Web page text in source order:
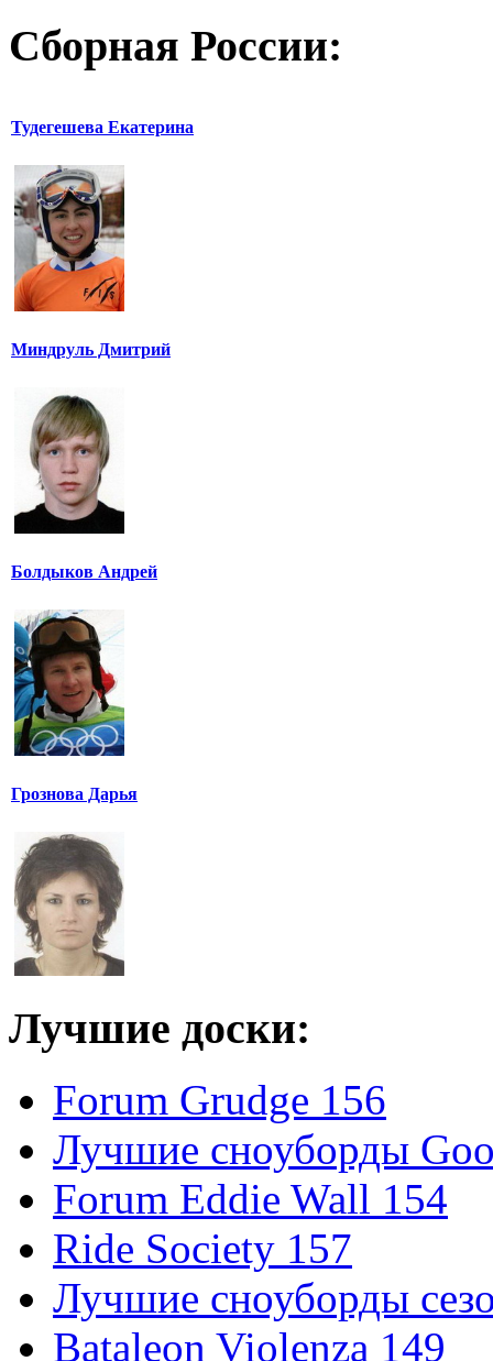
Сборная России:
Тудегешева Екатерина
Миндруль Дмитрий
Болдыков Андрей
Грознова Дарья
Лучшие доски:
Forum Grudge 156
Лучшие сноуборды
Forum Eddie Wall 154
Ride Society 157
Лучшие сноуборды
Bataleon Violenza 149